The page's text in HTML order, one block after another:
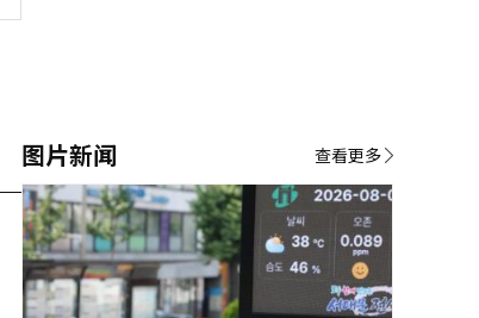
图片新闻 查看更多